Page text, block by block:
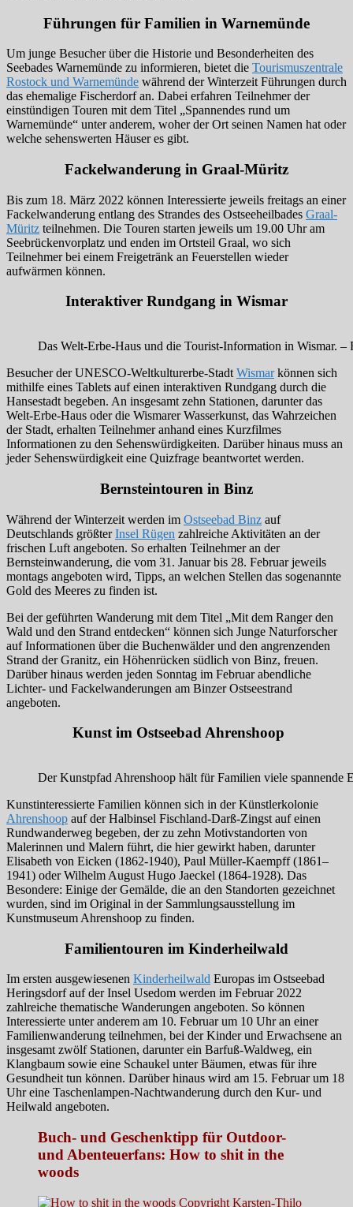
Führungen für Familien in Warnemünde
Um junge Besucher über die Historie und Besonderheiten des
Seebades Warnemünde zu informieren, bietet die Tourismuszentrale
Rostock und Warnemünde während der Winterzeit Führungen durch
das ehemalige Fischerdorf an. Dabei erfahren Teilnehmer der
einstündigen Touren mit dem Titel „Spannendes rund um
Warnemünde“ unter anderem, woher der Ort seinen Namen hat oder
welche sehenswerten Häuser es gibt.
Fackelwanderung in Graal-Müritz
Bis zum 18. März 2022 können Interessierte jeweils freitags an einer
Fackelwanderung entlang des Strandes des Ostseeheilbades Graal-
Müritz teilnehmen. Die Touren starten jeweils um 19.00 Uhr am
Seebrückenvorplatz und enden im Ortsteil Graal, wo sich
Teilnehmer bei einem Freigetränk an Feuerstellen wieder
aufwärmen können.
Interaktiver Rundgang in Wismar
Das Welt-Erbe-Haus und die Tourist-Information in Wismar.
Besucher der UNESCO-Weltkulturerbe-Stadt Wismarkönnen sich
mithilfe eines Tablets auf einen interaktiven Rundgang durch die
Hansestadt begeben. An insgesamt zehn Stationen, darunter das
Welt-Erbe-Haus oder die Wismarer Wasserkunst, das Wahrzeichen
der Stadt, erhalten Teilnehmer anhand eines Kurzfilmes
Informationen zu den Sehenswürdigkeiten. Darüber hinaus muss an
jeder Sehenswürdigkeit eine Quizfrage beantwortet werden.
Bernsteintouren in Binz
Während der Winterzeit werden im Ostseebad Binz auf
Deutschlands größterInsel Rügen zahlreiche Aktivitäten an der
frischen Luft angeboten. So erhalten Teilnehmer an der
Bernsteinwanderung, die vom 31. Januar bis 28. Februar jeweils
montags angeboten wird, Tipps, an welchen Stellen das sogenannte
Gold des Meeres zu finden ist.
Bei der geführten Wanderung mit dem Titel „Mit dem Ranger den
Wald und den Strand entdecken“ können sich Junge Naturforscher
auf Informationen über die Buchenwälder und den angrenzenden
Strand der Granitz, ein Höhenrücken südlich von Binz, freuen.
Darüber hinaus werden jeden Sonntag im Februar abendliche
Lichter- und Fackelwanderungen am Binzer Ostseestrand
angeboten.
Kunst im Ostseebad Ahrenshoop
Der Kunstpfad Ahrenshoop hält für Familien viele spannende
Kunstinteressierte Familien können sich in der Künstlerkolonie
Ahrenshoop auf der Halbinsel Fischland-Darß-Zingst auf einen
Rundwanderweg begeben, der zu zehn Motivstandorten von
Malerinnen und Malern führt, die hier gewirkt haben, darunter
Elisabeth von Eicken (1862-1940), Paul Müller-Kaempff (1861–
1941) oder Wilhelm August Hugo Jaeckel (1864-1928). Das
Besondere: Einige der Gemälde, die an den Standorten gezeichnet
wurden, sind im Original in der Sammlungsausstellung im
Kunstmuseum Ahrenshoop zu finden.
Familientouren im Kinderheilwald
Im ersten ausgewiesenen Kinderheilwald Europas im Ostseebad
Heringsdorf auf der Insel Usedom werden im Februar 2022
zahlreiche thematische Wanderungen angeboten. So können
Interessierte unter anderem am 10. Februar um 10 Uhr an einer
Familienwanderung teilnehmen, bei der Kinder und Erwachsene an
insgesamt zwölf Stationen, darunter ein Barfuß-Waldweg, ein
Klangbaum sowie eine Schaukel unter Bäumen, etwas für ihre
Gesundheit tun können. Darüber hinaus wird am 15. Februar um 18
Uhr eine Taschenlampen-Nachtwanderung durch den Kur- und
Heilwald angeboten.
Buch- und Geschenktipp für Outdoor-
und Abenteuerfans: How to shit in the
woods